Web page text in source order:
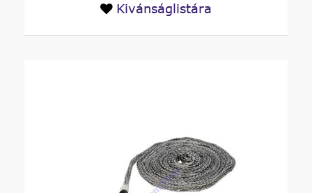
Kivánságlistára